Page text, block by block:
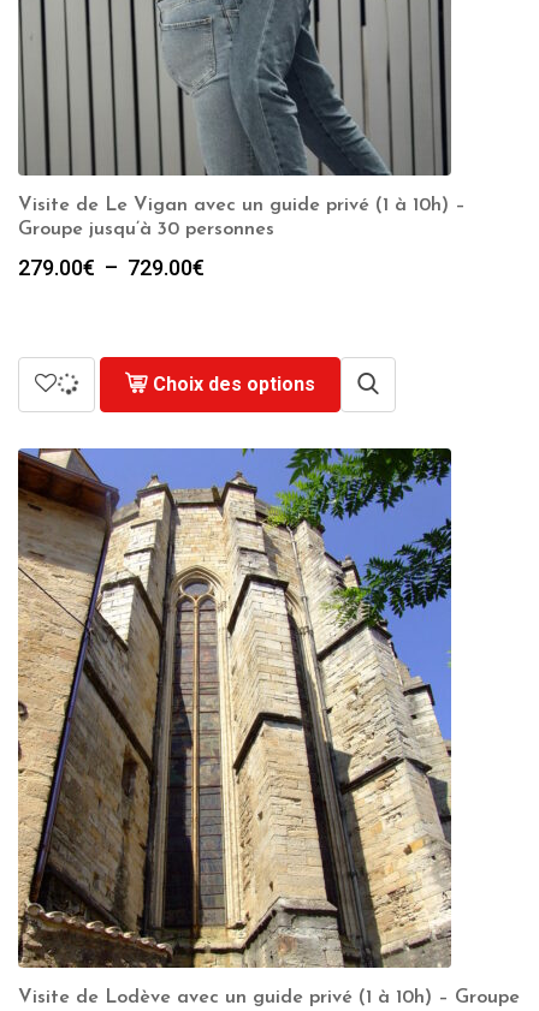
Visite de Le Vigan avec un guide privé (1 à 10h) –
Groupe jusqu’à 30 personnes
279.00€ – 729.00€
à
Choix des options
Visite de Lodève avec un guide privé (1 à 10h) – Groupe